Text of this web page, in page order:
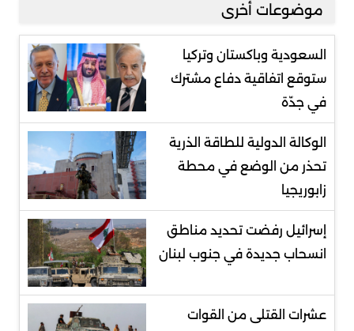
موضوعات أخرى
السعودية وباكستان وتركيا
ستوقع اتفاقية دفاع مشترك
في جدّة
الوكالة الدولية للطاقة الذرية
تحذر من الوضع في محطة
زابوريجيا
إسرائيل رفضت تحديد مناطق
انسحاب جديدة في جنوب لبنان
عشرات القتلى من القوات